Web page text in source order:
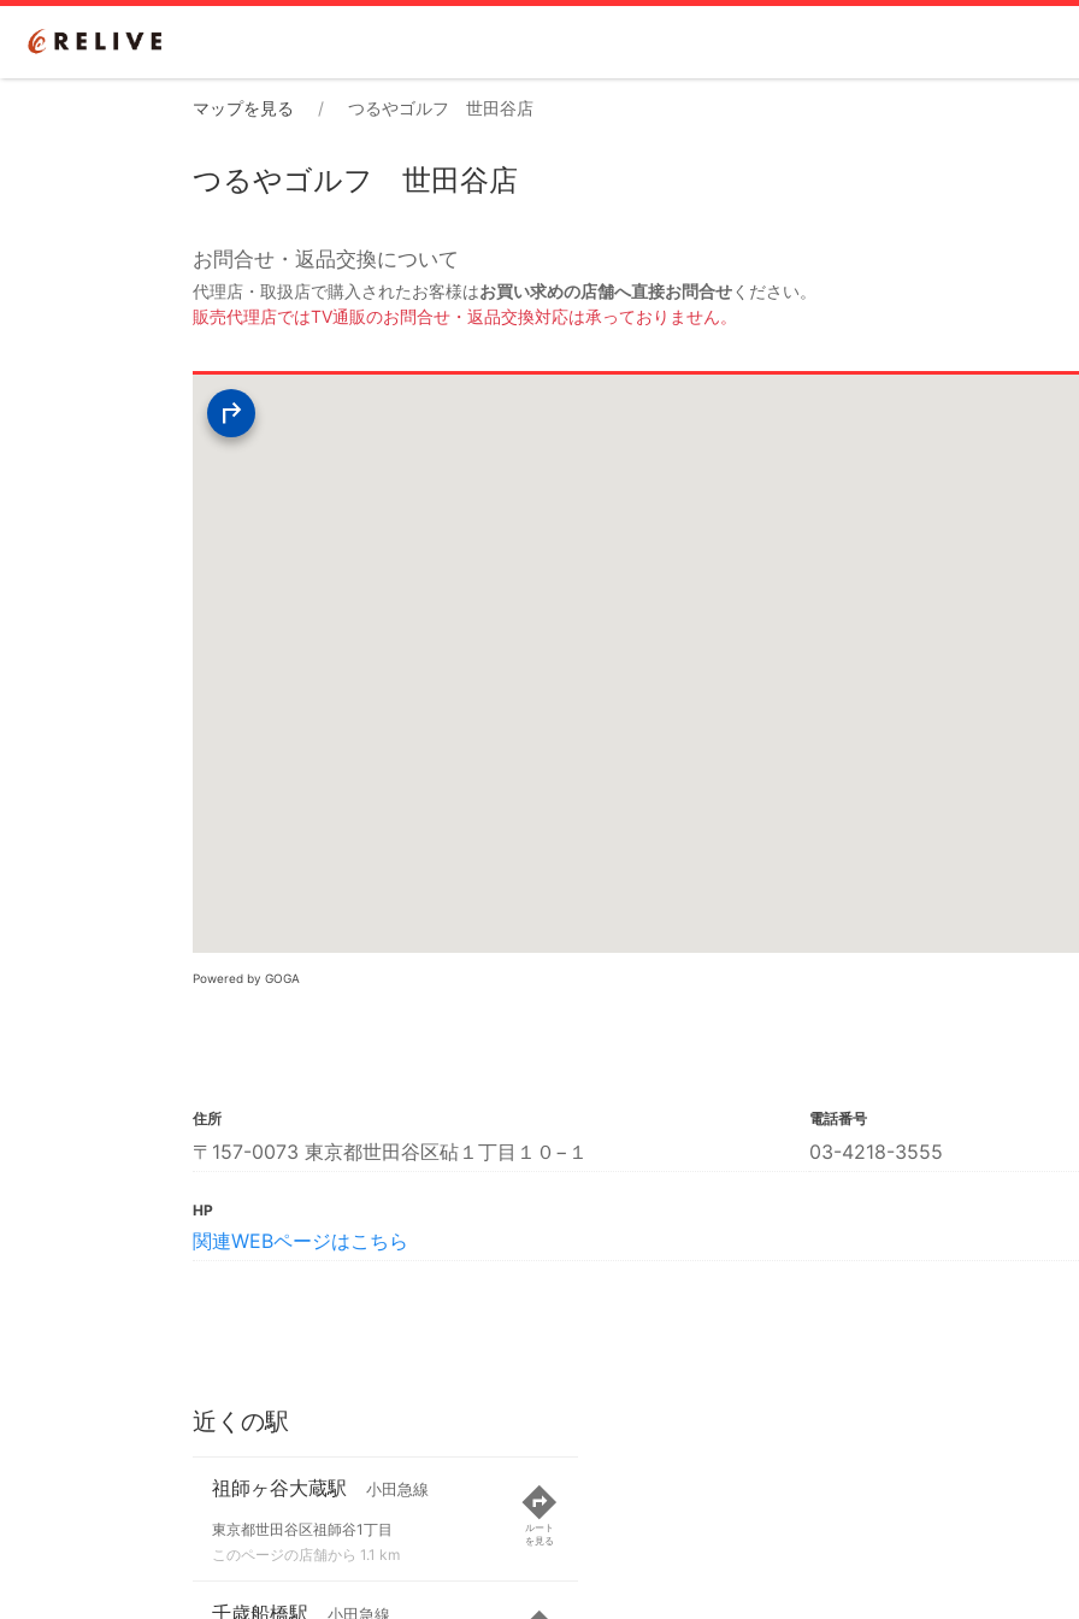
マップを見る つるやゴルフ 世田谷店
つるやゴルフ 世田谷店
お問合せ・返品交換について
代理店・取扱店で購入されたお客様はお買い求めの店舗へ直接お問合せください。
販売代理店ではTV通販のお問合せ・返品交換対応は承っておりません。
Powered by GOGA
住所
〒157-0073 東京都世田谷区砧１丁目１０−１
電話番号
03-4218-3555
HP
関連WEBページはこちら
近くの駅
祖師ヶ谷大蔵駅 小田急線
東京都世田谷区祖師谷1丁目
このページの店舗から 1.1 km
ルート
を見る
千歳船橋駅 小田急線